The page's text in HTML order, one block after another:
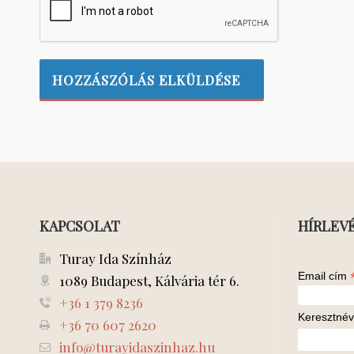
KAPCSOLAT
Turay Ida Színház
1089 Budapest, Kálvária tér 6.
+36 1 379 8236
+36 70 607 2620
info@turayidaszinhaz.hu
Email cím
Keresztnév